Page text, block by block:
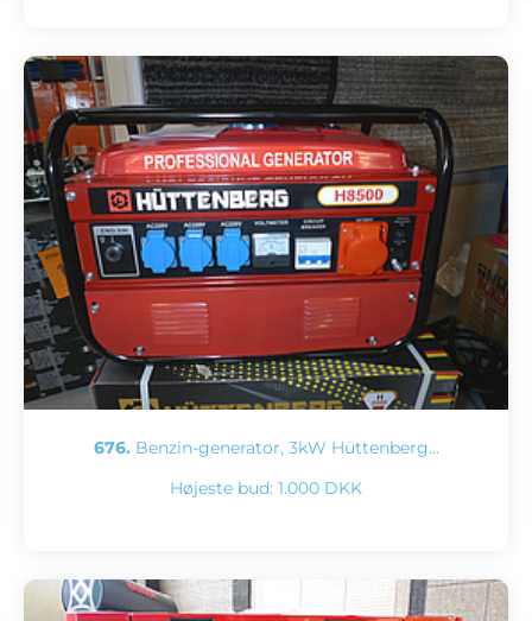
676. Benzin-generator, 3kW Hüttenberg…
Højeste bud: 1.000 DKK